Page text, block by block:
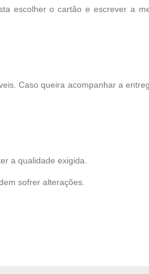
escolher o cartão e escrever a
Caso queira acompanhar a
a qualidade exigida.
sofrer alterações.